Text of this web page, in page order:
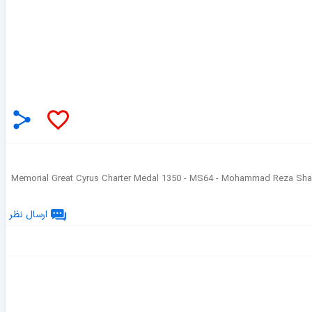
Memorial Great Cyrus Charter Medal 1350 - MS64 - Mohammad Reza
ارسال نظر